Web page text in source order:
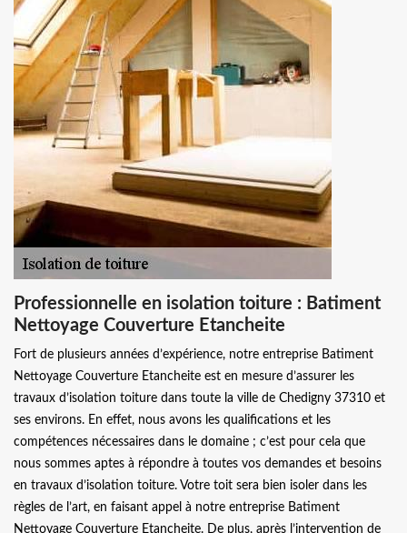
Professionnelle en isolation toiture : Batiment
Nettoyage Couverture Etancheite
Fort de plusieurs années d’expérience, notre entreprise Batiment
Nettoyage Couverture Etancheite est en mesure d’assurer les
travaux d’isolation toiture dans toute la ville de Chedigny 37310 et
ses environs. En effet, nous avons les qualifications et les
compétences nécessaires dans le domaine ; c’est pour cela que
nous sommes aptes à répondre à toutes vos demandes et besoins
en travaux d’isolation toiture. Votre toit sera bien isoler dans les
règles de l’art, en faisant appel à notre entreprise Batiment
Nettoyage Couverture Etancheite. De plus, après l’intervention de